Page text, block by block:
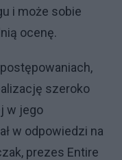
i może sobie
ocenę.
szeroko
w jego
w odpowiedzi na
prezes Entire